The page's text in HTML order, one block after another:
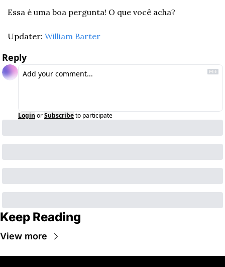
Essa é uma boa pergunta! O que você acha?
Updater: William Barter
Reply
Login orSubscribeto participate
Keep Reading
View more